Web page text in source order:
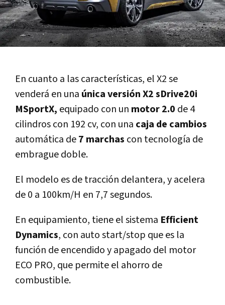
En cuanto a las caracterí­sticas, el X2 se
venderá en una única versión X2 sDrive20i
MSportX, equipado con un motor 2.0 de 4
cilindros con 192 cv, con una caja de cambios
automática de7 marchas con tecnologí­a de
embrague doble.
El modelo es de tracción delantera, y acelera
de 0 a 100km/H en 7,7 segundos.
En equipamiento, tiene el sistema Efficient
Dynamics, con auto start/stop que es la
función de encendido y apagado del motor
ECO PRO, que permite el ahorro de
combustible.